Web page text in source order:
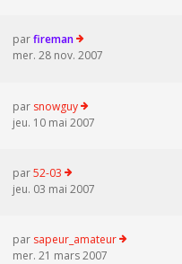
parfireman
mer. 28 nov. 2007
par snowguy
jeu. 10 mai 2007
par52-03
jeu. 03 mai 2007
par sapeur_amateur
mer. 21 mars 2007